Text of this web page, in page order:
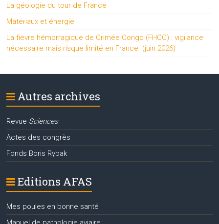
La géologie du tour de France
Matériaux et énergie
La fièvre hémorragique de Crimée Congo (FHCC) : vigilance
nécessaire mais risque limité en France. (juin 2026)
Autres archives
Revue Sciences
Actes des congrès
Fonds Boris Rybak
Editions AFAS
Mes poules en bonne santé